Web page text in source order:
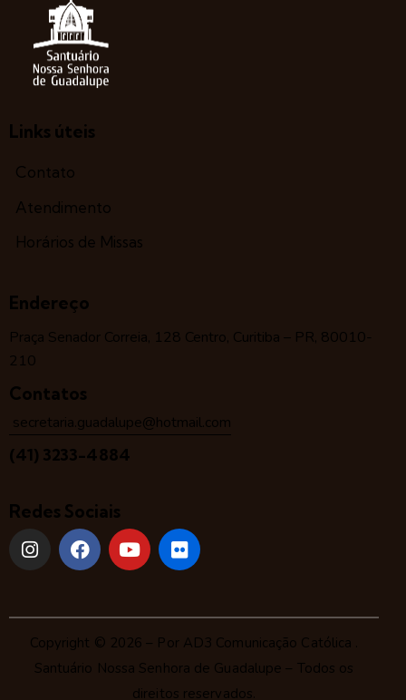
Links úteis
Contato
Atendimento
Horários de Missas
Endereço
Praça Senador Correia, 128 Centro, Curitiba – PR, 80010-
210
Contatos
secretaria.guadalupe@hotmail.com
(41) 3233-4884
Redes Sociais
Copyright © 2026 – Por AD3 Comunicação Católica .
Santuário Nossa Senhora de Guadalupe – Todos os
direitos reservados.